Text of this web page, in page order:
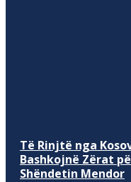
Të Rinjtë nga
Bashkojnë Zërat
Shëndetin Mendor